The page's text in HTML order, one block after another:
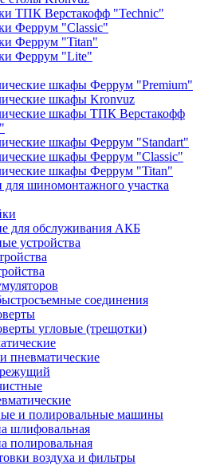
ТПК Верстакофф "Technic"
Феррум "Classic"
Феррум "Titan"
Феррум "Lite"
шкафы Феррум "Premium"
шкафы Kronvuz
шкафы ТПК Верстакофф
шкафы Феррум "Standart"
шкафы Феррум "Classic"
шкафы Феррум "Titan"
для шиномонтажного участка
для обслуживания АКБ
устройства
соединения
угловые (трещотки)
пневматические
и полировальные машины
шлифовальная
полировальная
воздуха и фильтры